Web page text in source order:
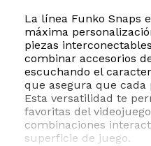
La línea Funko Snaps
máxima
piezas
combinar accesorios
escuchando el
que asegura que
Esta versatilidad te
favoritas del
combinaciones
superficie de juego.